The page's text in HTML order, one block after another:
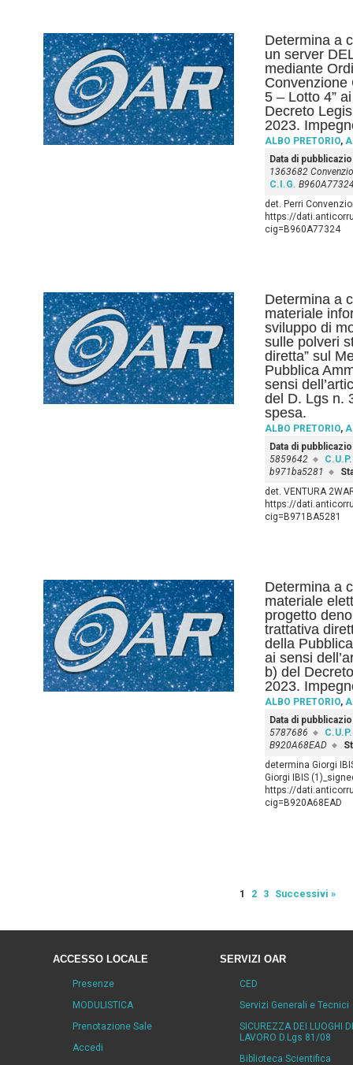
Determina a
un server
mediante
Convenzione
5 – Lotto 4”
Decreto
2023.
ALBO PRETORIO,
Data di
1363682
C.I.G.
det. Perri
https://
cig=B960A77324
Determina a
materiale
sviluppo di
sulle polveri
diretta” sul
Pubblica
sensi
del D. Lgs n.
spesa.
ALBO PRETORIO,
Data di
5859642
C.U.P.
b971ba5281
det. VENTURA
https://
cig=B971BA5281
Determina a
materiale
progetto
trattativa
della
ai sensi
b) del
2023.
ALBO PRETORIO,
Data di
5787686
C.U.P.
B920A68EAD
determina Giorgi
Giorgi IBIS
https://
cig=B920A68EAD
1 2 3 Successivi »
ACCESSO LOCALE
Presenze
MODULISTICA
Prenotazione Sale
Accedi
SERVIZI OAR
CED
Servizi Generali e Tecnici
SICUREZZA DEI LUOGHI DI
LAVORO D.Lgs 81/08
Biblioteca Scientifica